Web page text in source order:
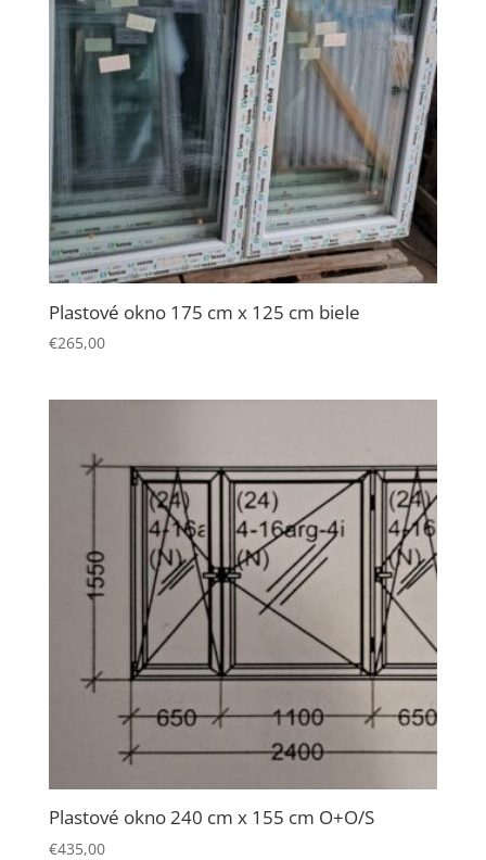
Plastové okno 175 cm x 125 cm biele
€265,00
Plastové okno 240 cm x 155 cm O+O/S
€435,00
počas návštevy
našej stránky
zvyšujete šancu
na zobrazenie
kvalitnejšie
prispôsobeného
obsahu a
ponúk.